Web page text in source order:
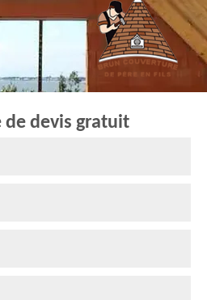
de devis gratuit